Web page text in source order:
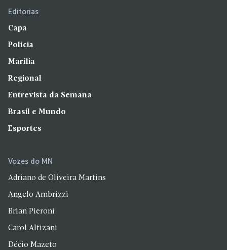
Editorias
Capa
Polícia
Marília
Regional
Entrevista da Semana
Brasil e Mundo
Esportes
Vozes do MN
Adriano de Oliveira Martins
Angelo Ambrizzi
Brian Pieroni
Carol Altizani
Décio Mazeto